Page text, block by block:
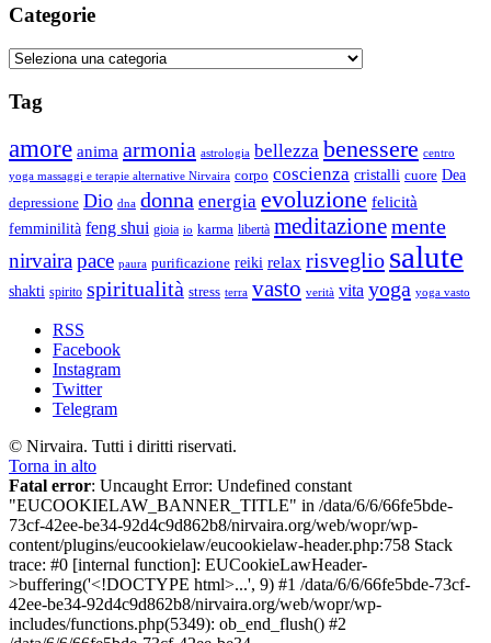
Categorie
Categorie
Tag
amore anima armonia astrologia bellezza benessere centro
yoga massaggi e terapie alternative Nirvaira corpo coscienza cristalli cuore Dea
depressione Dio dna donna energia evoluzione felicità
femminilità feng shui gioia io karma libertà meditazionemente
nirvairapace paura purificazione reiki relax risveglio salute
shakti spirito spiritualità stress terra vasto verità vita yoga yoga vasto
RSS
Facebook
Instagram
Twitter
Telegram
© Nirvaira. Tutti i diritti riservati.
Torna in alto
Fatal error: Uncaught Error: Undefined constant
"EUCOOKIELAW_BANNER_TITLE" in /data/6/6/66fe5bde-
73cf-42ee-be34-92d4c9d862b8/nirvaira.org/web/wopr/wp-
content/plugins/eucookielaw/eucookielaw-header.php:758 Stack
trace: #0 [internal function]: EUCookieLawHeader-
>buffering('<!DOCTYPE html>...', 9) #1 /data/6/6/66fe5bde-73cf-
42ee-be34-92d4c9d862b8/nirvaira.org/web/wopr/wp-
includes/functions.php(5349): ob_end_flush() #2